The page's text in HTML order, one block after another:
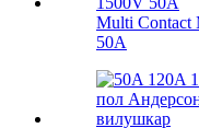
Multi Contact
50A